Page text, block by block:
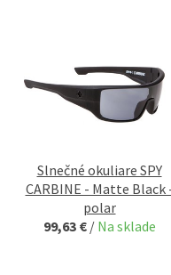
Slnečné okuliare SPY
CARBINE - Matte Black
polar
99,63 € / Na sklade